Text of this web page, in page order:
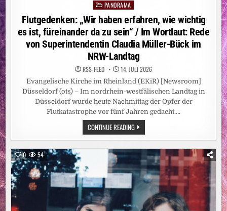
Posted
in
PANORAMA
Flutgedenken: „Wir haben erfahren, wie wichtig
es ist, füreinander da zu sein“ / Im Wortlaut: Rede
von Superintendentin Claudia Müller-Bück im
NRW-Landtag
RSS-FEED 14. JULI 2026
Evangelische Kirche im Rheinland (EKiR) [Newsroom]
Düsseldorf (ots) – Im nordrhein-westfälischen Landtag in
Düsseldorf wurde heute Nachmittag der Opfer der
Flutkatastrophe vor fünf Jahren gedacht….
CONTINUE READINGFLUTGEDENKEN:
„WIR
HABEN
ERFAHREN,
WICHTIG
ES
IST,
FÜREINANDER
DA
ZU
SEIN“
/
0 54